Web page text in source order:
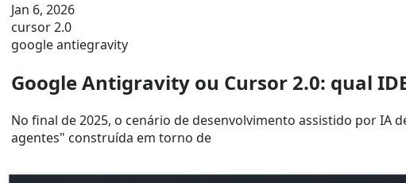
Jan 6, 2026
cursor 2.0
google antiegravity
Google Antigravity ou Cursor 2.0: qual
No final de 2025, o cenário de desenvolvimento assistido por
agentes" construída em torno de